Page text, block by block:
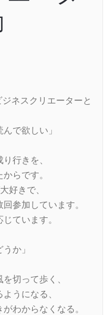
ネスクリエーターと
で欲しい」
行きを、
らです。
好きで、
参加しています。
ています。
か」
切って歩く、
うになる、
わからなくなる。